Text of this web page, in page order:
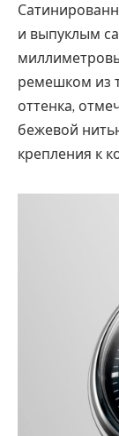
и выпуклым
ремешком из
оттенка,
бежевой
крепления к